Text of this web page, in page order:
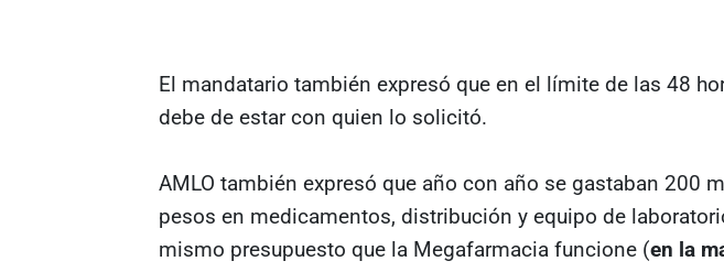
El mandatario también expresó que en el límite de las 48
debe de estar con quien lo solicitó.
AMLO también expresó que año con año se gastaban 200
pesos en medicamentos, distribución y equipo de
mismo presupuesto que la Megafarmacia funcione (en la